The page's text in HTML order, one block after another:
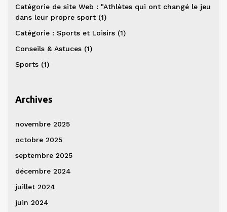
Catégorie de site Web : "Athlètes qui ont changé le jeu
dans leur propre sport (1)
Catégorie : Sports et Loisirs (1)
Conseils & Astuces (1)
Sports (1)
Archives
novembre 2025
octobre 2025
septembre 2025
décembre 2024
juillet 2024
juin 2024